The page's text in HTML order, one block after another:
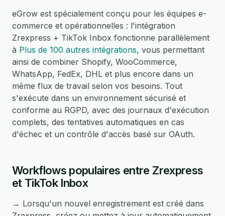
eGrow est spécialement conçu pour les équipes e-
commerce et opérationnelles : l'intégration
Zrexpress + TikTok Inbox fonctionne parallèlement
à Plus de 100 autres intégrations, vous permettant
ainsi de combiner Shopify, WooCommerce,
WhatsApp, FedEx, DHL et plus encore dans un
même flux de travail selon vos besoins. Tout
s'exécute dans un environnement sécurisé et
conforme au RGPD, avec des journaux d'exécution
complets, des tentatives automatiques en cas
d'échec et un contrôle d'accès basé sur OAuth.
Workflows populaires entre Zrexpress
et TikTok Inbox
→ Lorsqu'un nouvel enregistrement est créé dans